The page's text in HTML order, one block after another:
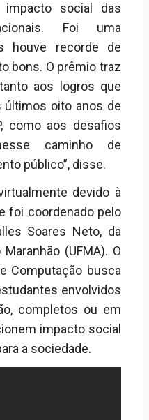
social das
Foi uma
houve recorde de
bons. O prêmio traz
aos logros que
últimos oito anos de
como aos desafios
caminho de
público”, disse.
devido à
foi coordenado pelo
Soares Neto, da
(UFMA). O
Computação busca
envolvidos
completos ou em
impacto social
a sociedade.